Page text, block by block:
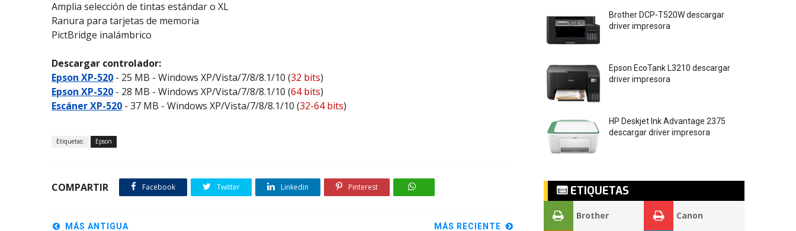
Amplia selección de tintas estándar o XL
Ranura para tarjetas de memoria
PictBridge inalámbrico
Descargar controlador:
Epson XP-520 - 25 MB - Windows XP/Vista/7/8/8.1/10 (32 bits)
Epson XP-520 - 28 MB - Windows XP/Vista/7/8/8.1/10 (64 bits)
Escáner XP-520 - 37 MB - Windows XP/Vista/7/8/8.1/10 (32-64 bits)
Etiquetas: Epson
COMPARTIR Facebook Twitter Linkedin Pinterest
MÁS RECIENTE
MÁS ANTIGUA
Brother DCP-T520W descargar
driver impresora
Epson EcoTank L3210 descargar
driver impresora
HP Deskjet Ink Advantage 2375
descargar driver impresora
ETIQUETAS
Brother Canon